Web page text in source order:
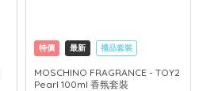
特價 最新 禮品套裝
網購店取 獨家
MOSCHINO FRAGRANCE - TOY2
Pearl 100ml 香氛套裝